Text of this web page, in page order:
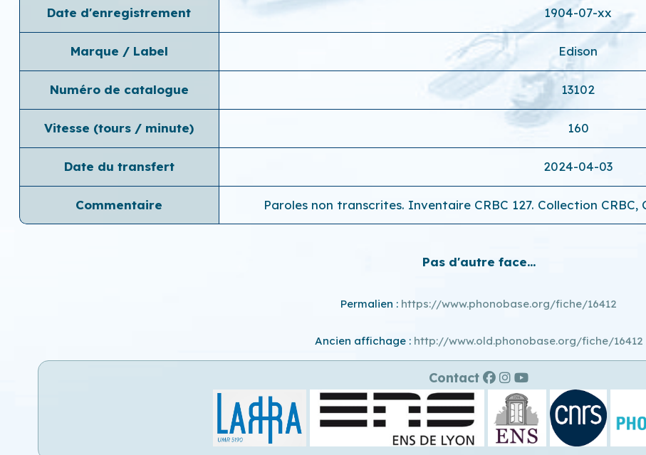
Date d'enregistrement 1904-07-xx
Marque / Label Edison
Numéro de catalogue 13102
Vitesse (tours / minute) 160
Date du transfert 2024-04-03
Commentaire Paroles non transcrites. Inventaire CRBC 127. Collection
Pas d'autre face...
Permalien : https://www.phonobase.org/fiche/16412
Ancien affichage : http://www.old.phonobase.org/fiche/16412
Contact